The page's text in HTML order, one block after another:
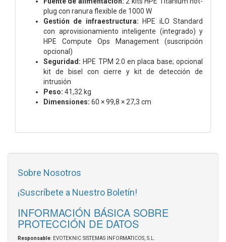
plug con ranura flexible de 1000 W
Gestión de infraestructura: HPE iLO Standard
con aprovisionamiento inteligente (integrado) y
HPE Compute Ops Management (suscripción
opcional)
Seguridad: HPE TPM 2.0 en placa base; opcional
kit de bisel con cierre y kit de detección de
intrusión
Peso: 41,32 kg
Dimensiones: 60 × 99,8 × 27,3 cm
Sobre Nosotros
¡Suscríbete a Nuestro Boletín!
INFORMACIÓN BÁSICA SOBRE
PROTECCIÓN DE DATOS
Responsable: EVOTEKNIC SISTEMAS INFORMATICOS, S.L.